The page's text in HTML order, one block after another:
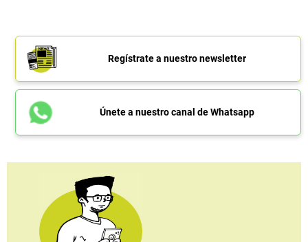
Regístrate a nuestro newsletter
Únete a nuestro canal de Whatsapp